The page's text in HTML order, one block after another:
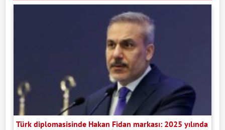
Türk diplomasisinde Hakan Fidan markası: 2025 yılında